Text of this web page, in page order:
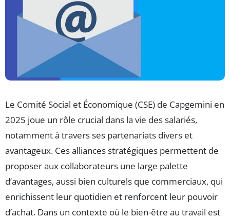
Le Comité Social et Économique (CSE) de Capgemini en
2025 joue un rôle crucial dans la vie des salariés,
notamment à travers ses partenariats divers et
avantageux. Ces alliances stratégiques permettent de
proposer aux collaborateurs une large palette
d’avantages, aussi bien culturels que commerciaux, qui
enrichissent leur quotidien et renforcent leur pouvoir
d’achat. Dans un contexte où le bien-être au travail est